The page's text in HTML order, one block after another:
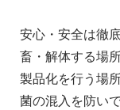
安心・安全は徹
畜・解体する場
製品化を行う場
菌の混入を防い